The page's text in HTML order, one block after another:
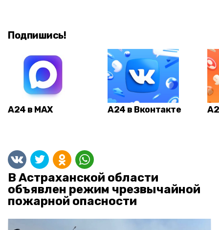
Подпишись!
А24 в MAX А24 в Вконтакте
В Астраханской области
объявлен режим чрезвычайной
пожарной опасности